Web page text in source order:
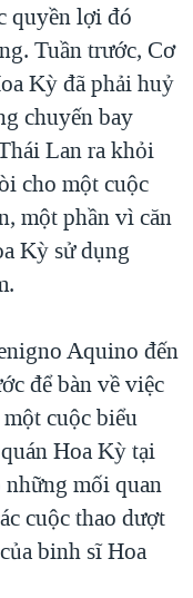
quyền lợi đó
Tuần trước, Cơ
Kỳ đã phải huỷ
chuyến bay
Lan ra khỏi
cho một cuộc
một phần vì căn
Kỳ sử dụng
Aquino đến
để bàn về việc
cuộc biểu
Hoa Kỳ tại
mối quan
cuộc thao dượt
binh sĩ Hoa